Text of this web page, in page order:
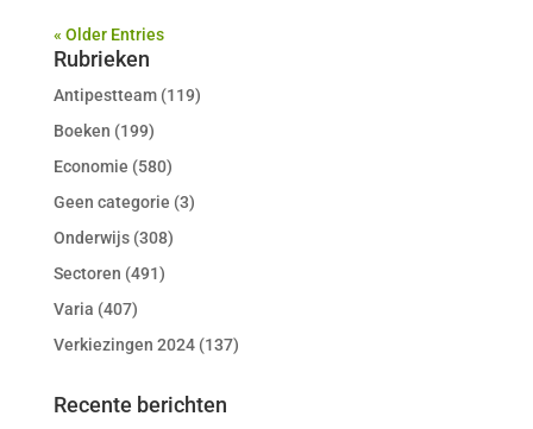
« Older Entries
Rubrieken
Antipestteam(119)
Boeken (199)
Economie (580)
Geen categorie (3)
Onderwijs(308)
Sectoren (491)
Varia (407)
Verkiezingen 2024(137)
Recente berichten